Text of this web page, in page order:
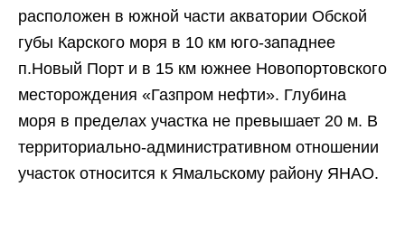
расположен в южной части акватории Обской
губы Карского моря в 10 км юго-западнее
п.Новый Порт и в 15 км южнее Новопортовского
месторождения «Газпром нефти». Глубина
моря в пределах участка не превышает 20 м. В
территориально-административном отношении
участок относится к Ямальскому району ЯНАО.